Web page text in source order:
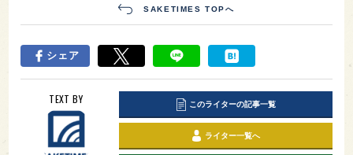
SAKETIMES TOPへ
シェア
TEXT BY このライターの記事一覧
ライター一覧へ